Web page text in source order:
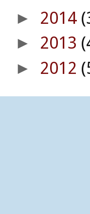
► 2014
► 2013
► 2012